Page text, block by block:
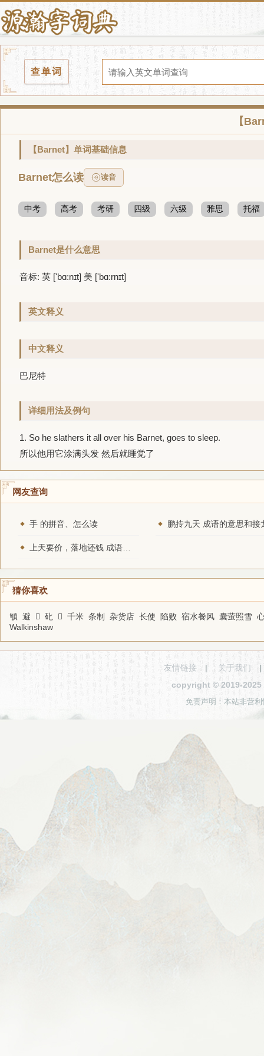
查单词
【
【Barnet】单词基础信息
Barnet怎么读 读音
中考 高考 考研 四级 六级 雅思 托福
Barnet是什么意思
音标: 英 ['bɑ:nɪt] 美 ['bɑ:rnɪt]
英文释义
中文释义
巴尼特
详细用法及例句
1. So he slathers it all over his Barnet, goes to sleep.
所以他用它涂满头发 然后就睡觉了
网友查询
手 的拼音、怎么读 鹏抟九天 成语的意思和接
猜你喜欢
䪷 避 𠵶 䂗 𤎄 千米 条制 杂货店 长使 陷败 宿水餐风 囊萤照雪
Walkinshaw
友情链接 | 关于我们
copyright © 2019-2025
免责声明：本站非营